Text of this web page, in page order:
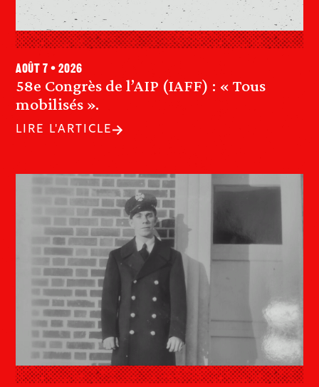
58e Congrès de l’AIP (IAFF) : « Tous
mobilisés ».
août 7 • 2026
LIRE L'ARTICLE